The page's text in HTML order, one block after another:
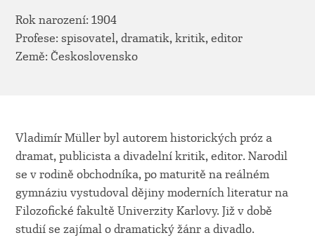
Rok narození: 1904
Profese: spisovatel, dramatik, kritik, editor
Země: Československo
Vladimír Müller byl autorem historických próz a
dramat, publicista a divadelní kritik, editor. Narodil
se v rodině obchodníka, po maturitě na reálném
gymnáziu vystudoval dějiny moderních literatur na
Filozofické fakultě Univerzity Karlovy. Již v době
studií se zajímal o dramatický žánr a divadlo.